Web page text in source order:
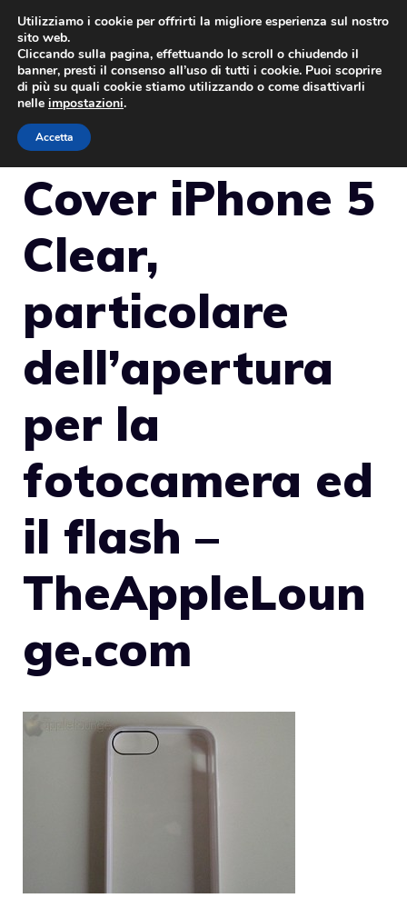
Vai
contenuto
Cover iPhone 5
Clear,
particolare
dell’apertura
per la
fotocamera ed
il flash –
TheAppleLoun
ge.com
Utilizziamo i cookie per offrirti la migliore esperienza sul nostro
sito web.
Cliccando sulla pagina, effettuando lo scroll o chiudendo il
banner, presti il consenso all’uso di tutti i cookie. Puoi scoprire
di più su quali cookie stiamo utilizzando o come disattivarli
nelle impostazioni.
Accetta